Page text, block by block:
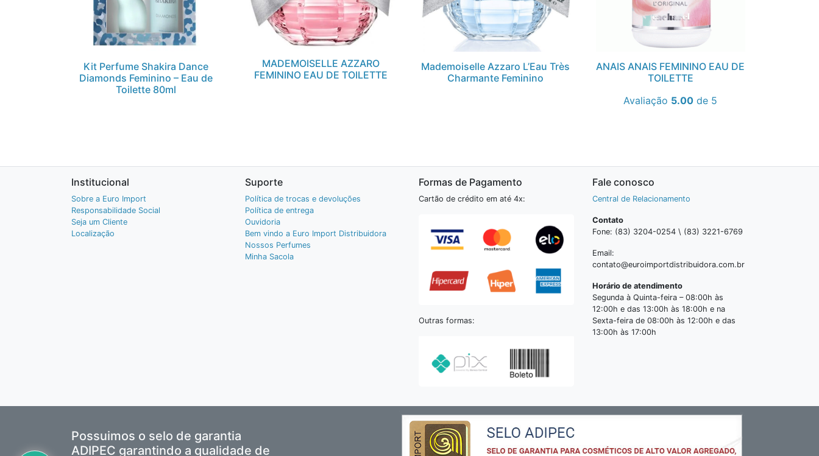
Kit Perfume Shakira Dance
Diamonds Feminino – Eau de
Toilette 80ml
MADEMOISELLE AZZARO
FEMININO EAU DE TOILETTE
Mademoiselle Azzaro L’Eau Très
Charmante Feminino
ANAIS ANAIS FEMININO EAU DE
TOILETTE
Avaliação 5.00 de 5
Institucional
Sobre a Euro Import
Responsabilidade Social
Seja um Cliente
Localização
Suporte
Política de trocas e devoluções
Política de entrega
Ouvidoria
Bem vindo a Euro Import Distribuidora
Nossos Perfumes
Minha Sacola
Formas de Pagamento
Cartão de crédito em até 4x:
Outras formas:
Fale conosco
Central de Relacionamento
Contato
Fone: (83) 3204-0254 \ (83) 3221-6769
Email:
contato@euroimportdistribuidora.com.br
Horário de atendimento
Segunda à Quinta-feira – 08:00h às
12:00h e das 13:00h às 18:00h e na
Sexta-feira de 08:00h às 12:00h e das
13:00h às 17:00h
Possuimos o selo de garantia
ADIPEC garantindo a qualidade de